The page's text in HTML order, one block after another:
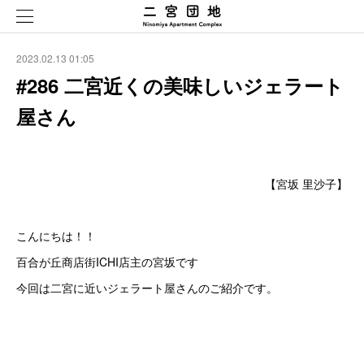
2023.02.13 01:05
#286 二宮近くの美味しいジェラート
屋さん
【宮坂 里沙子】
こんにちは！！
百合が丘商店街ICHI店主の宮坂です
今回は二宮に近いジェラート屋さんのご紹介です。